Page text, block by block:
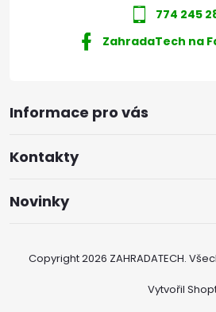
Informace pro vás
Kontakty
Novinky
774 245
ZahradaTech na
Vytvořil
Copyright 2026 ZAHRADATECH.